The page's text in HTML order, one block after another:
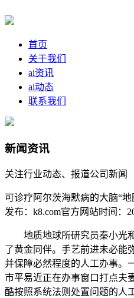
首页
关于我们
ai资讯
ai动态
联系我们
新闻资讯
关注行业动态、报道公司新闻
可诊疗阿尔茨海默病的大脑“
发布：k8.com官方网站时间：
地质地球所研究员秦小光
了黄金同伴。手艺前进未必能
并保障必然程度的人工办事。
市平易近正在办事窗口打点夫
酷按照系统法则处置问题的人